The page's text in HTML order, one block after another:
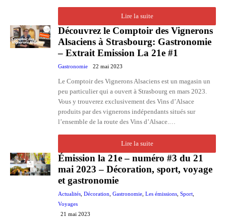
Lire la suite
Découvrez le Comptoir des Vignerons
Alsaciens à Strasbourg: Gastronomie
– Extrait Emission La 21e #1
Gastronomie 22 mai 2023
Le Comptoir des Vignerons Alsaciens est un magasin un
peu particulier qui a ouvert à Strasbourg en mars 2023.
Vous y trouverez exclusivement des Vins d’Alsace
produits par des vignerons indépendants situés sur
l’ensemble de la route des Vins d’Alsace.…
Lire la suite
Émission la 21e – numéro #3 du 21
mai 2023 – Décoration, sport, voyage
et gastronomie
Actualités Décoration Gastronomie Les émissions Sport
Voyages
21 mai 2023